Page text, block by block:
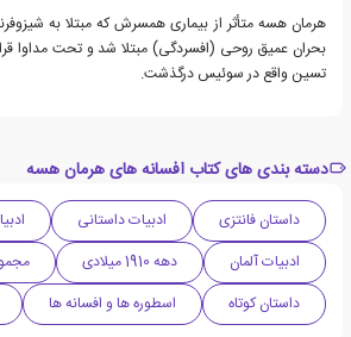
تسین واقع در سوئیس درگذشت.
دسته بندی های کتاب افسانه های هرمان هسه
داستان فانتزی ادبیات داستانی
ادبیات آلمان
دهه 1910 میلادی
داستان کوتاه
اسطوره ها و افسانه ها